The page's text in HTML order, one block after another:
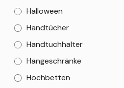
Halloween
Handtücher
Handtuchhalter
Hängeschränke
Hochbetten